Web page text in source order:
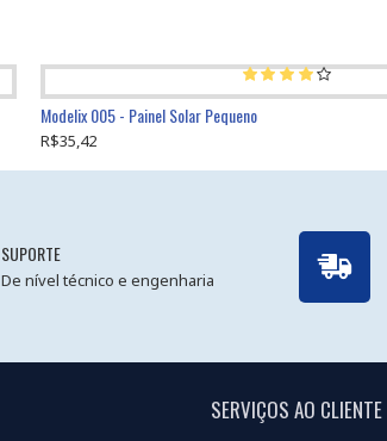
Modelix 005 - Painel Solar Pequeno
R$35,42
SUPORTE
De nível técnico e engenharia
SERVIÇOS AO CLIENTE